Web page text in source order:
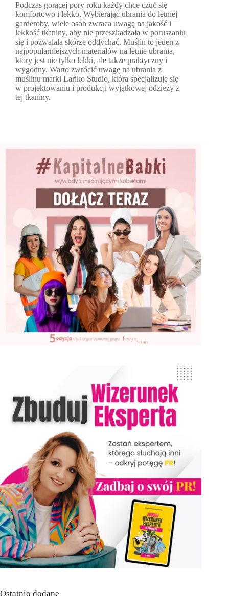
Podczas gorącej pory roku każdy chce czuć się
komfortowo i lekko. Wybierając ubrania do letniej
garderoby, wiele osób zwraca uwagę na jakość i
lekkość tkaniny, aby nie przeszkadzała w poruszaniu
się i pozwalała skórze oddychać. Muślin to jeden z
najpopularniejszych materiałów na letnie ubrania,
który jest nie tylko lekki, ale także praktyczny i
wygodny. Warto zwrócić uwagę na ubrania z
muślinu marki Lariko Studio, która specjalizuje się
w projektowaniu i produkcji wyjątkowej odzieży z
tej tkaniny.
Ostatnio dodane